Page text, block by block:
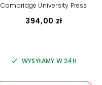
Cambridge University Press
394,00 zł
WYSYŁAMY W 24H